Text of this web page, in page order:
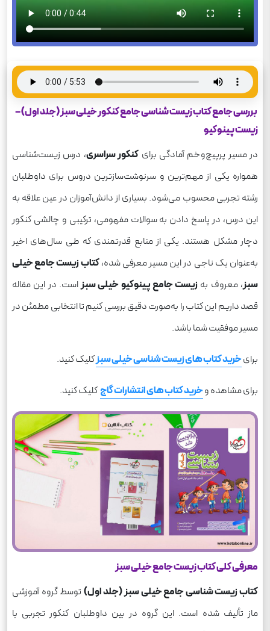
بررسی جامع کتاب زیست شناسی جامع کنکور خیلی سبز (جلد اول) –
زیست پینوکیو
در مسیر پرپیچ‌و‌خم آمادگی برای کنکور سراسری، درس زیست‌شناسی
همواره یکی از مهم‌ترین و سرنوشت‌سازترین دروس برای داوطلبان
رشته تجربی محسوب می‌شود. بسیاری از دانش‌آموزان در عین علاقه به
این درس، در پاسخ دادن به سوالات مفهومی، ترکیبی و چالشی کنکور
دچار مشکل هستند. یکی از منابع قدرتمندی که طی سال‌های اخیر
به‌عنوان یک ناجی در این مسیر معرفی شده،کتاب زیست جامع خیلی
سبز، معروف به زیست جامع پینوکیو خیلی سبزاست. در این مقاله
قصد داریم این کتاب را به‌صورت دقیق بررسی کنیم تا انتخابی مطمئن در
مسیر موفقیت شما باشد.
برایخرید کتاب های زیست شناسی خیلی سبزکلیک کنید.
برای مشاهده وخرید کتاب های انتشارات گاج کلیک کنید.
معرفی کلی کتاب زیست جامع خیلی سبز
کتاب زیست شناسی جامع خیلی سبز (جلد اول) توسط گروه آموزشی
ماز تألیف شده است. این گروه در بین داوطلبان کنکور تجربی با